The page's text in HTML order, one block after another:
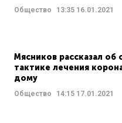
Общество 13:35 16.01.2021
Мясников рассказал об
тактике лечения
дому
Общество 14:15 17.01.2021